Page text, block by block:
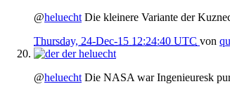
@heluecht Die kleinere Variante der
Thursday, 24-Dec-15 12:24:40 UTC von
der heluecht
@heluecht Die NASA war Ingenieuresk